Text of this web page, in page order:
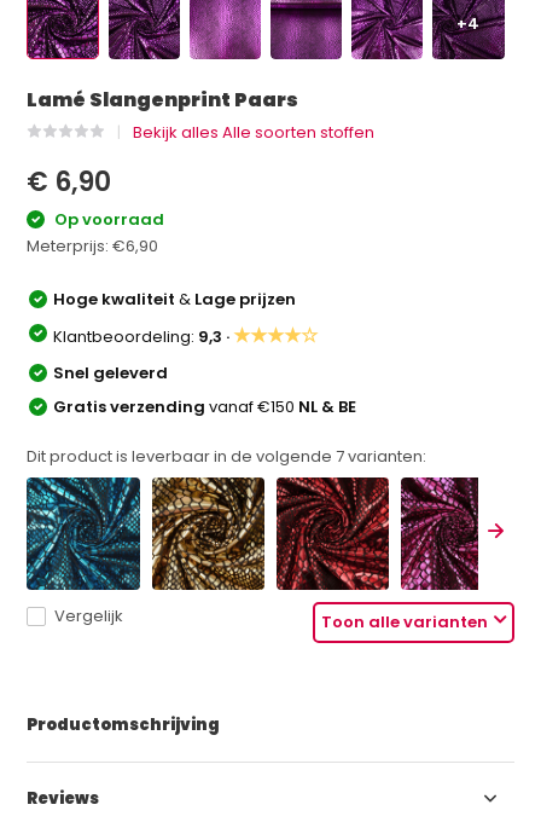
+4
Lamé Slangenprint Paars
Bekijk alles Alle soorten stoffen
€ 6,90
Op voorraad
Meterprijs:€6,90
Hoge kwaliteit& Lage prijzen
Klantbeoordeling: 9,3 ·★★★★☆
Snel geleverd
Gratis verzendingvanaf €150 NL & BE
Dit product is leverbaar in de volgende7varianten:
Toon alle varianten
Vergelijk
Productomschrijving
Reviews